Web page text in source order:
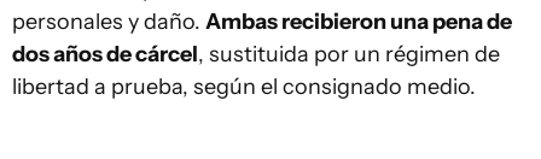
personales y daño. Ambas recibieron una pena de
dos años de cárcel, sustituida por un régimen de
libertad a prueba, según el consignado medio.